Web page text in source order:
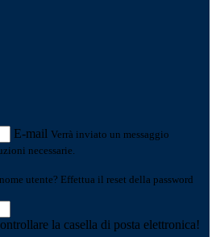
E-mail Verrà inviato un messaggio
necessarie.
utente? Effettua il reset della password
la casella di posta elettronica!